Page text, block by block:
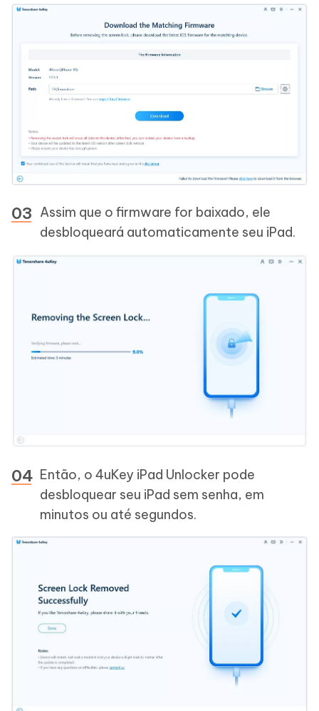
Assim que o firmware for baixado, ele
desbloqueará automaticamente seu iPad.
Então, o 4uKey iPad Unlocker pode
desbloquear seu iPad sem senha, em
minutos ou até segundos.